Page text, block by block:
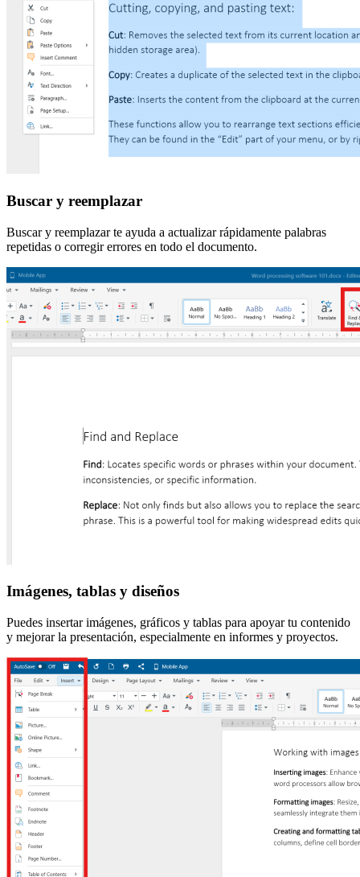
Buscar y reemplazar
Buscar y reemplazar te ayuda a actualizar rápidamente palabras
repetidas o corregir errores en todo el documento.
Imágenes, tablas y diseños
Puedes insertar imágenes, gráficos y tablas para apoyar tu contenido
y mejorar la presentación, especialmente en informes y proyectos.